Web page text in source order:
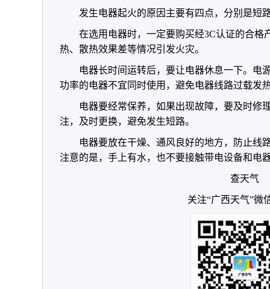
发生电器起火的原因主要有四点，分别是短
在选用电器时，一定要购买经3C认证的合格
热、散热效果差等情况引发火灾。
电器长时间运转后，要让电器休息一下。电
功率的电器不宜同时使用，避免电器线路过载发
电器要经常保养，如果出现故障，要及时修
注，及时更换，避免发生短路。
电器要放在干燥、通风良好的地方，防止线
注意的是，手上有水，也不要接触带电设备和电
查天气
关注“广西天气”微